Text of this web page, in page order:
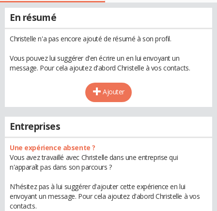
En résumé
Christelle n'a pas encore ajouté de résumé à son profil.
Vous pouvez lui suggérer d'en écrire un en lui envoyant un
message. Pour cela ajoutez d'abord Christelle à vos contacts.
Ajouter
Entreprises
Une expérience absente ?
Vous avez travaillé avec Christelle dans une entreprise qui
n'apparaît pas dans son parcours ?
N'hésitez pas à lui suggérer d'ajouter cette expérience en lui
envoyant un message. Pour cela ajoutez d'abord Christelle à vos
contacts.